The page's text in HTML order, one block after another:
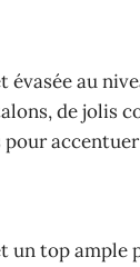
au
de jolis
pour
un top